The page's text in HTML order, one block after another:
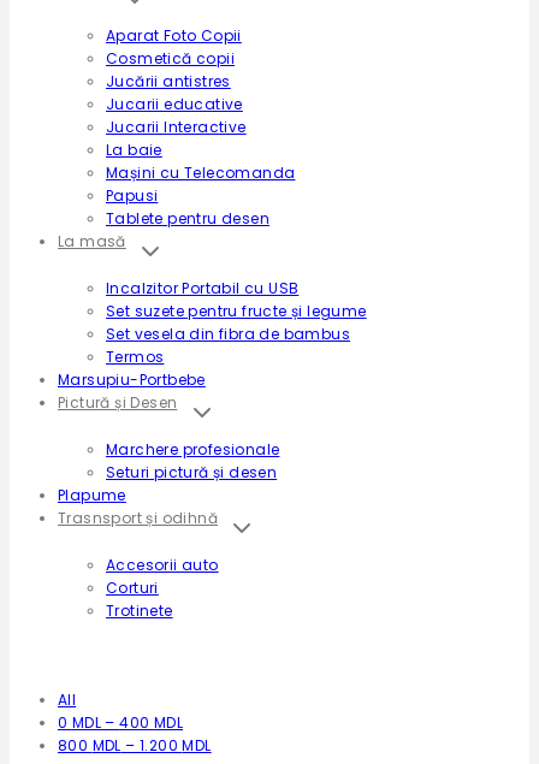
Aparat Foto Copii
Cosmetică copii
Jucării antistres
Jucarii educative
Jucarii Interactive
La baie
Mașini cu Telecomanda
Papusi
Tablete pentru desen
La masă
Incalzitor Portabil cu USB
Set suzete pentru fructe și legume
Set vesela din fibra de bambus
Termos
Marsupiu-Portbebe
Pictură și Desen
Marchere profesionale
Seturi pictură și desen
Plapume
Trasnsport și odihnă
Accesorii auto
Corturi
Trotinete
All
0 MDL–400 MDL
800 MDL –1.200MDL